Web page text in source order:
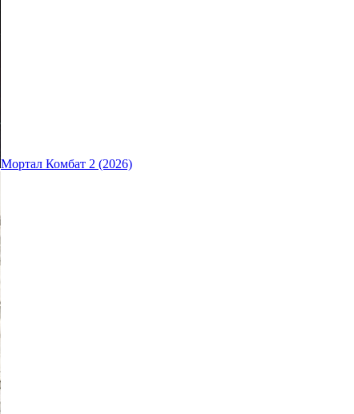
Мортал Комбат 2 (2026)